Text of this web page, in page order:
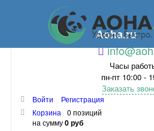
Aoha.ru
Часы
пн-пт 10:00 -
Заказать
Войти
Регистрация
Корзина
0 позиций
на сумму0 руб